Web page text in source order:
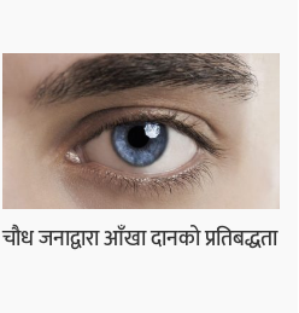
चौध जनाद्वारा आँखा दानको प्रतिबद्धता